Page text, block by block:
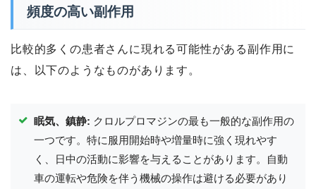
頻度の高い副作用
比較的多くの患者さんに現れる可能性がある副作用に
は、以下のようなものがあります。
眠気、鎮静: クロルプロマジンの最も一般的な副作用の
一つです。特に服用開始時や増量時に強く現れやす
く、日中の活動に影響を与えることがあります。自動
車の運転や危険を伴う機械の操作は避ける必要があり